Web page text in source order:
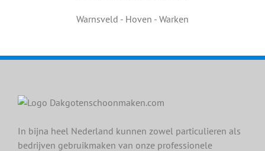
Warnsveld - Hoven - Warken
In bijna heel Nederland kunnen zowel particulieren als
bedrijven gebruikmaken van onze professionele